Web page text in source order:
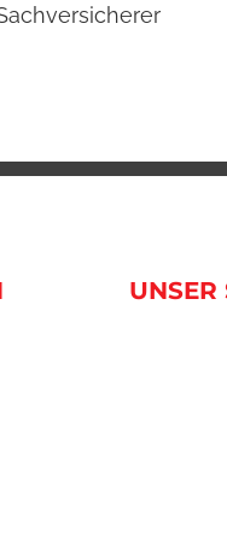
UNSER